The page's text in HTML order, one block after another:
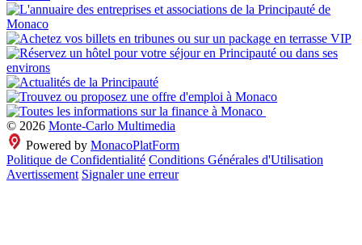
© 2026 Monte-Carlo Multimedia
Powered by MonacoPlatForm
Politique de Confidentialité Conditions Générales d'Utilisation
Avertissement Signaler une erreur